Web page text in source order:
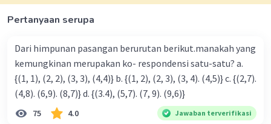
Iklan
Pertanyaan serupa
Dari himpunan pasangan berurutan berikut.manakah yang
kemungkinan merupakan ko- respondensi satu-satu? a.
{(1, 1), (2, 2), (3, 3), (4,4)} b. {(1, 2), (2, 3), (3, 4). (4,5)} c. {(2,7).
(4,8). (6,9). (8,7)} d. {(3.4), (5,7). (7, 9). (9,6)}
75 4.0 Jawaban terverifikasi